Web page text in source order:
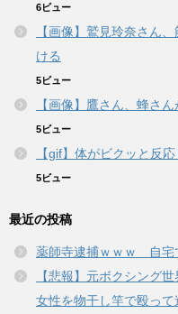
6ビュー
【画像】鷲見玲奈さん
ける
5ビュー
【画像】鷹さん、蜂さ
5ビュー
【gif】体がビクッと反
5ビュー
最近の投稿
薬師寺逮捕ｗｗｗ 自宅
【悲報】元ボクシング
女性を物干し竿で殴って